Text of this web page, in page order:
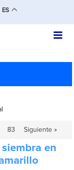
ES
83 Siguiente »
en